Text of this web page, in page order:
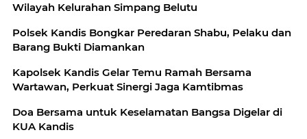
Wilayah Kelurahan Simpang Belutu
Polsek Kandis Bongkar Peredaran Shabu, Pelaku dan
Barang Bukti Diamankan
Kapolsek Kandis Gelar Temu Ramah Bersama
Wartawan, Perkuat Sinergi Jaga Kamtibmas
Doa Bersama untuk Keselamatan Bangsa Digelar di
KUA Kandis